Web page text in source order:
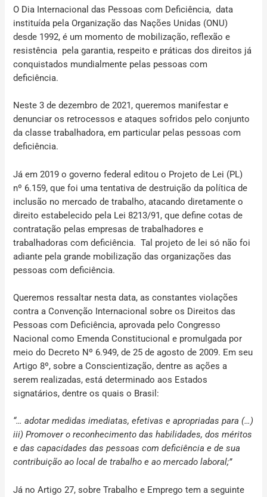
O Dia Internacional das Pessoas com Deficiência, data
instituída pela Organização das Nações Unidas (ONU)
desde 1992, é um momento de mobilização, reflexão e
resistência pela garantia, respeito e práticas dos direitos já
conquistados mundialmente pelas pessoas com
deficiência.
Neste 3 de dezembro de 2021, queremos manifestar e
denunciar os retrocessos e ataques sofridos pelo conjunto
da classe trabalhadora, em particular pelas pessoas com
deficiência.
Já em 2019 o governo federal editou o Projeto de Lei (PL)
nº 6.159, que foi uma tentativa de destruição da política de
inclusão no mercado de trabalho, atacando diretamente o
direito estabelecido pela Lei 8213/91, que define cotas de
contratação pelas empresas de trabalhadores e
trabalhadoras com deficiência. Tal projeto de lei só não foi
adiante pela grande mobilização das organizações das
pessoas com deficiência.
Queremos ressaltar nesta data, as constantes violações
contra a Convenção Internacional sobre os Direitos das
Pessoas com Deficiência, aprovada pelo Congresso
Nacional como Emenda Constitucional e promulgada por
meio do Decreto Nº 6.949, de 25 de agosto de 2009. Em seu
Artigo 8º, sobre a Conscientização, dentre as ações a
serem realizadas, está determinado aos Estados
signatários, dentre os quais o Brasil:
“… adotar medidas imediatas, efetivas e apropriadas para (…)
iii) Promover o reconhecimento das habilidades, dos méritos
e das capacidades das pessoas com deficiência e de sua
contribuição ao local de trabalho e ao mercado laboral;”
Já no Artigo 27, sobre Trabalho e Emprego tem a seguinte